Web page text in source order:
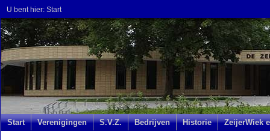
U bent hier: Start
Start Verenigingen S.V.Z. Bedrijven Historie ZeijerWiek